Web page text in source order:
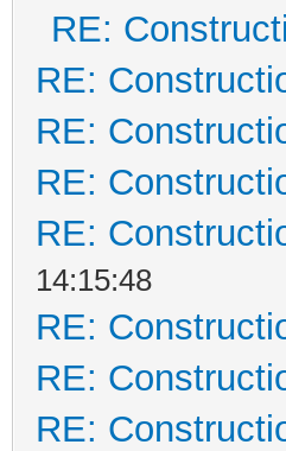
RE:
RE:
RE:
RE:
RE:
14:15:48
RE:
RE:
RE: